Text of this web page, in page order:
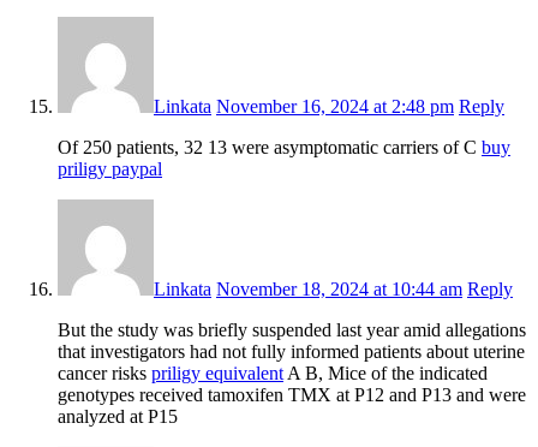
Linkata November 16, 2024 at 2:48 pm Reply
Of 250 patients, 32 13 were asymptomatic carriers of C buy
priligy paypal
Linkata November 18, 2024 at 10:44 am Reply
But the study was briefly suspended last year amid allegations
that investigators had not fully informed patients about uterine
cancer risks priligy equivalent A B, Mice of the indicated
genotypes received tamoxifen TMX at P12 and P13 and were
analyzed at P15